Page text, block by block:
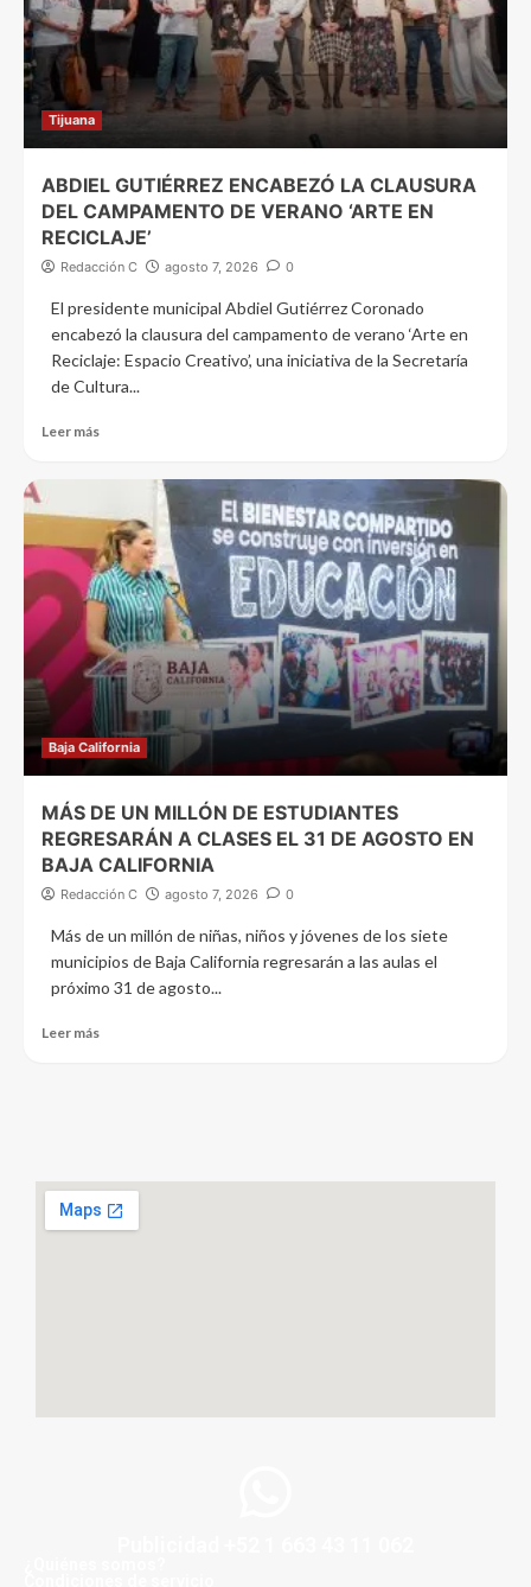
Tijuana
ABDIEL GUTIÉRREZ ENCABEZÓ LA CLAUSURA
DEL CAMPAMENTO DE VERANO ‘ARTE EN
RECICLAJE’
Redacción C agosto 7, 2026 0
El presidente municipal Abdiel Gutiérrez Coronado
encabezó la clausura del campamento de verano ‘Arte en
Reciclaje: Espacio Creativo’, una iniciativa de la Secretaría
de Cultura...
Leer más
Baja California
MÁS DE UN MILLÓN DE ESTUDIANTES
REGRESARÁN A CLASES EL 31 DE AGOSTO EN
BAJA CALIFORNIA
Redacción C agosto 7, 2026 0
Más de un millón de niñas, niños y jóvenes de los siete
municipios de Baja California regresarán a las aulas el
próximo 31 de agosto...
Leer más